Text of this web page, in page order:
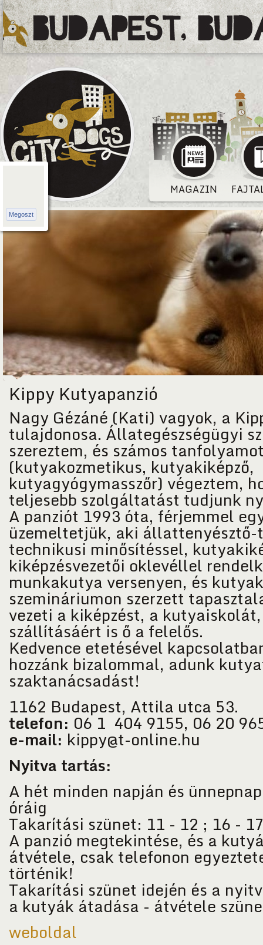
MAGAZIN
Kippy Kutyapanzió
Nagy Gézáné (Kati) vagyok, a
tulajdonosa. Állategészségügyi
szereztem, és számos
(kutyakozmetikus, kutyakiképző,
kutyagyógymasszőr) végeztem,
teljesebb szolgáltatást tudjunk
A panziót 1993 óta, férjemmel
üzemeltetjük, aki állattenyésztő-
technikusi minősítéssel,
kiképzésvezetői oklevéllel
munkakutya versenyen, és
szemináriumon szerzett
vezeti a kiképzést, a
szállításáért is ő a felelős.
Kedvence etetésével
hozzánk bizalommal, adunk
szaktanácsadást!
1162 Budapest, Attila utca 53.
telefon: 06 1 404 9155, 06 20
e-mail: kippy@t-online.hu
Nyitva tartás:
A hét minden napján és
óráig
Takarítási szünet: 11 - 12 ; 16 -
A panzió megtekintése, és a
átvétele, csak telefonon
történik!
Takarítási szünet idején és a
a kutyák átadása - átvétele
weboldal
Megoszt